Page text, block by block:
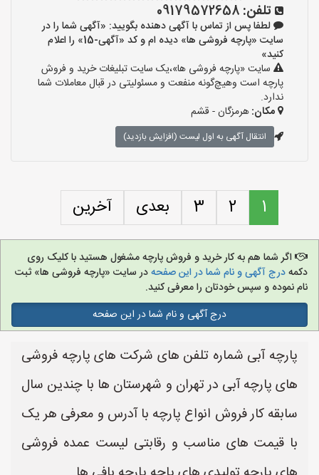
تلفن: 09179572658
لطفا پس از تماس با آگهی دهنده بگویید: «آگهی شما را در
سایت «پارچه فروشی ها» دیده ام و کد «آگهی-15» را اعلام
کنید»
سایت «پارچه فروشی ها»،یک سایت تبلیغات خرید و فروش
پارچه است وهیچ‌گونه منفعت و مسئولیتی در قبال معاملات شما
ندارد.
مکان:هرمزگان - قشم
انتقال آگهی به اول لیست (افزایش بازدید)
1
2
3 بعدی آخرین
اگر شما هم به کار خرید و فروش پارچه مشغول هستید با کلیک روی
دکمهدرج آگهی و نام شما در این صفحهدر سایت «پارچه فروشی ها» ثبت
نام نموده و سپس خودتان را معرفی کنید.
درج آگهی و نام شما در این صفحه
پارچه آبی شماره تلفن های شرکت های پارچه فروشی
های پارچه آبی در تهران و شهرستان ها با چندین سال
سابقه کار فروش انواع پارچه با آدرس و معرفی هر یک
با قیمت های مناسب و رقابتی لیست عمده فروشی